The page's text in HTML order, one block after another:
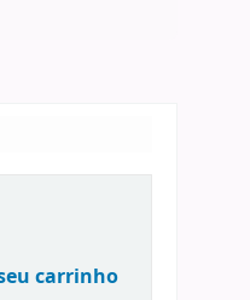
carrinho